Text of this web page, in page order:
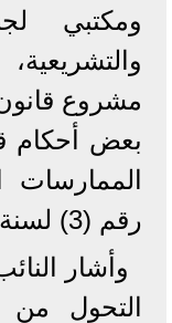
ومكتبي
مشروع
بعض أحكام
الممارسات
رقم (3) لسنة 2005.
وأشار
التحول من